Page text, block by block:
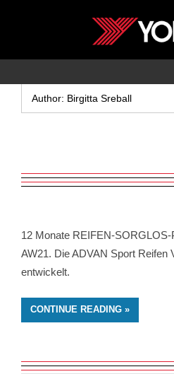
DE
Eine
Websites
Website
Author: Birgitta Sreball
12 Monate REIFEN-
AW21. Die ADVAN Sport
entwickelt.
CONTINUE READING